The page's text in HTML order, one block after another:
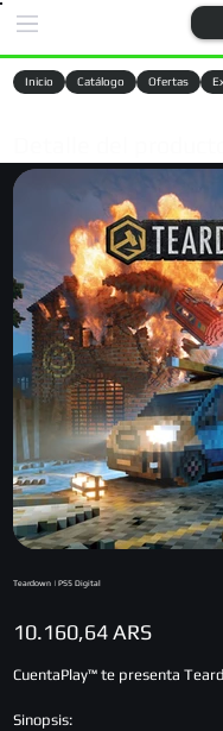
Inicio Catálogo Ofertas
Teardown | PS5 Digital
Precio
10.160,64 ARS
CuentaPlay™ te presenta
Sinopsis: